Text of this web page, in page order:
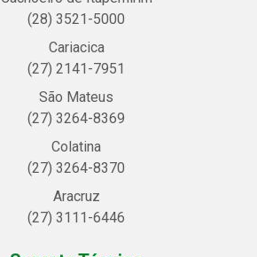
(28) 3521-5000
Cariacica
(27) 2141-7951
São Mateus
(27) 3264-8369
Colatina
(27) 3264-8370
Aracruz
(27) 3111-6446